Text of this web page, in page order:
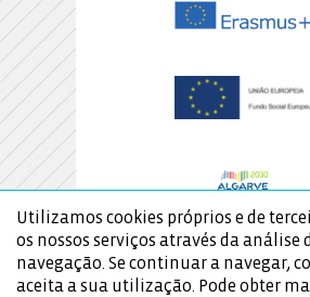
Utilizamos cookies próprios e de
os nossos serviços através da análise
navegação. Se continuar a navegar,
aceita a sua utilização. Pode obter